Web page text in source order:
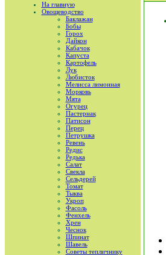
На главную
Овощеводство
Баклажан
Бобы
Горох
Дайкон
Кабачок
Капуста
Картофель
Лук
Любисток
Мелисса лимонная
Морковь
Мята
Огурец
Пастернак
Патисон
Перец
Петрушка
Ревень
Редис
Редька
Салат
Свекла
Сельдерей
Томат
Тыква
Укроп
Фасоль
Фенхель
Хрен
Чеснок
Шпинат
Шавель
Советы тепличнику